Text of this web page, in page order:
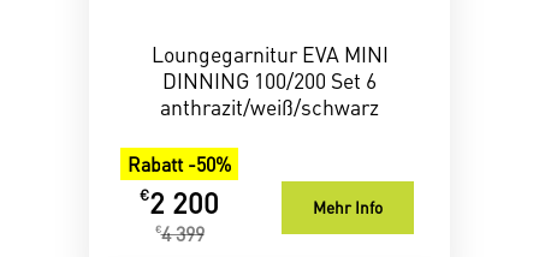
Loungegarnitur EVA MINI
DINNING 100/200 Set 6
anthrazit/weiß/schwarz
Rabatt -50%
€2 200
€4 399
Mehr Info